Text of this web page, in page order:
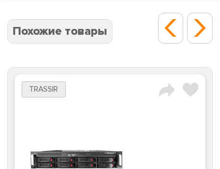
Похожие товары
TRASSIR